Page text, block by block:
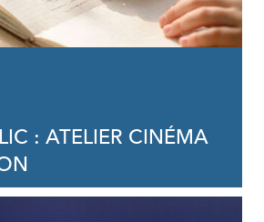
: ATELIER CINÉMA